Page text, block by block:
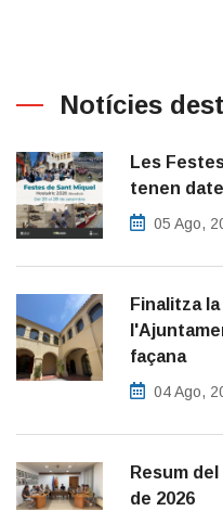
Notícies
Les
tenen
05 Ago,
Finalitza
façana
04 Ago,
Resum
de 2026